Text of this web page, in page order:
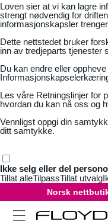
Loven sier at vi kan lagre
strengt nødvendig for
informasjonskapsler
Dette nettstedet bruker
inn av tredjeparts tjenester
Du kan endre eller
Les våre Retningslinjer for
hvordan du kan nå oss og
Vennligst oppgi din
ditt samtykke.
Ikke selg eller del
Tillat alleTilpassTillat utvalg
Norsk